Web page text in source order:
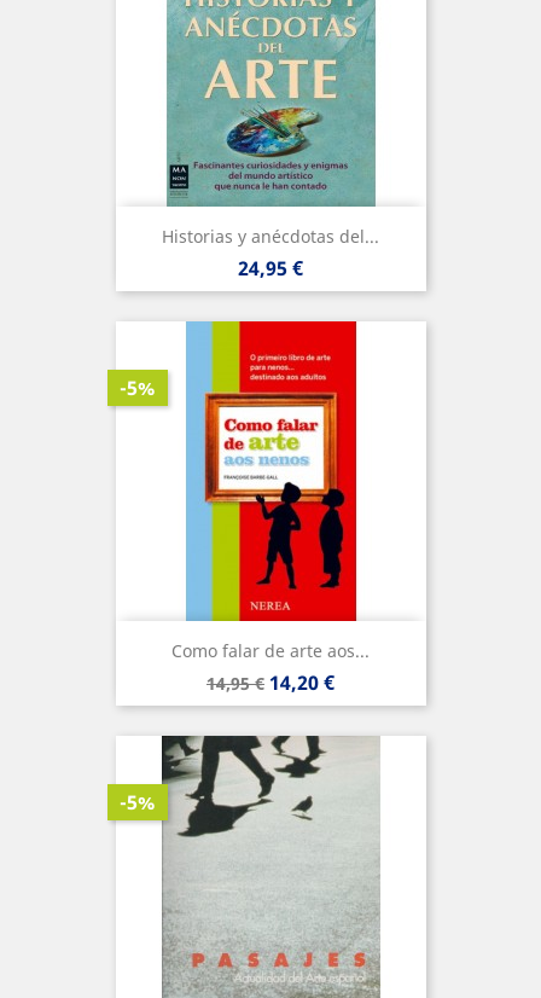
Historias y anécdotas del...
Precio
24,95 €
Como falar de arte aos...
Precio
base
14,95 €
-5%
Precio
14,20 €
-5%